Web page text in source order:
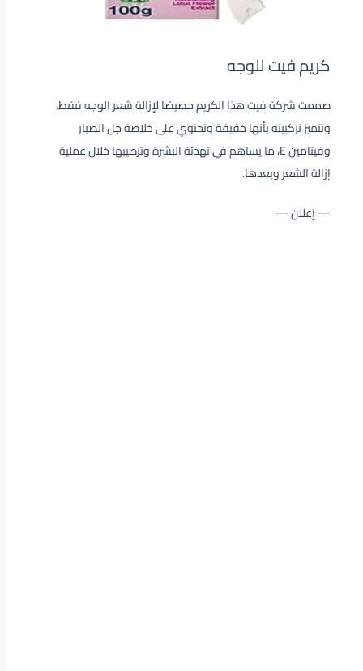
كريم فيت للوجه
صممت شركة فيت هذا الكريم خصيصًا لإزالة شعر الوجه فقط،
وتتميز تركيبته بأنها خفيفة وتحتوي على خلاصة جل الصبار
وفيتامين E، ما يساهم في تهدئة البشرة وترطيبها خلال عملية
إزالة الشعر وبعدها.
— إعلان —